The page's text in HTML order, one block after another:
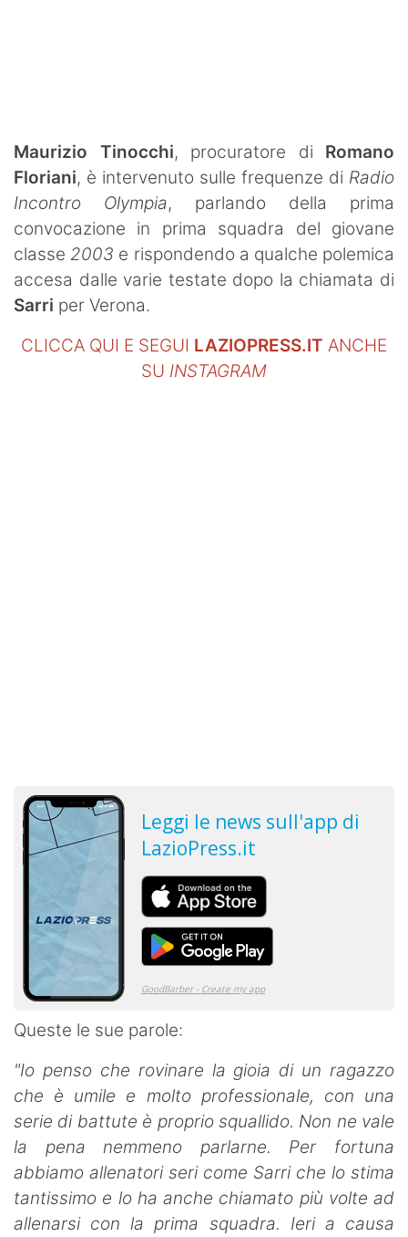
Maurizio Tinocchi, procuratore di Romano
Floriani, è intervenuto sulle frequenze di Radio
Incontro Olympia, parlando della prima
convocazione in prima squadra del giovane
classe 2003 e rispondendo a qualche polemica
accesa dalle varie testate dopo la chiamata di
Sarri per Verona.
CLICCA QUI E SEGUI LAZIOPRESS.IT ANCHE
SU INSTAGRAM
Queste le sue parole:
"Io penso che rovinare la gioia di un ragazzo
che è umile e molto professionale, con una
serie di battute è proprio squallido. Non ne vale
la pena nemmeno parlarne. Per fortuna
abbiamo allenatori seri come Sarri che lo stima
tantissimo e lo ha anche chiamato più volte ad
allenarsi con la prima squadra. Ieri a causa